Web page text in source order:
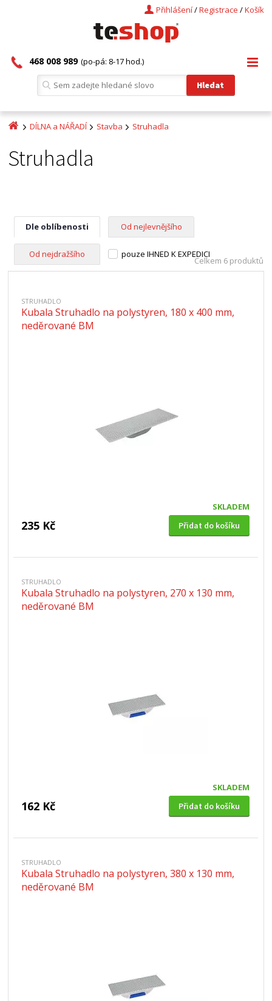
Košík
/
Registrace
/
Přihlášení
468 008 989 (po-pá: 8-17 hod.)
DÍLNA a NÁŘADÍ Stavba Struhadla
Struhadla
Dle oblíbenosti Od nejlevnějšího
Od nejdražšího pouze IHNED K EXPEDICI
Celkem 6 produktů
STRUHADLO
Kubala Struhadlo na polystyren, 180 x 400 mm,
neděrované BM
SKLADEM
235 Kč Přidat do košíku
STRUHADLO
Kubala Struhadlo na polystyren, 270 x 130 mm,
neděrované BM
SKLADEM
162 Kč Přidat do košíku
STRUHADLO
Kubala Struhadlo na polystyren, 380 x 130 mm,
neděrované BM